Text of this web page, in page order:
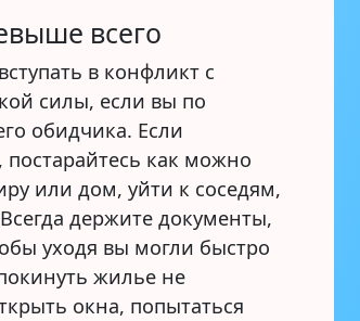
всего
в конфликт с
силы, если вы по
обидчика. Если
постарайтесь как можно
или дом, уйти к соседям,
держите документы,
уходя вы могли быстро
жилье не
окна, попытаться